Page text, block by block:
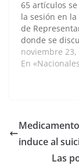
con un
subcomisión
designada
estudiar los
65 artículos
la sesión en la
de
donde se
proyecto de la
Jurisdicción
vence el fast
tuvo un
sorpresivo,…
noviembre 23,
En
induce al
Las